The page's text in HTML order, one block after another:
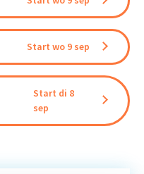
Start wo 9 sep
Start di 8
sep